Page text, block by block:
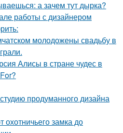
а зачем тут дырка?
работы с дизайнером
молодожены свадьбу в
Алисы в стране чудес в
продуманного дизайна
охотничьего замка до